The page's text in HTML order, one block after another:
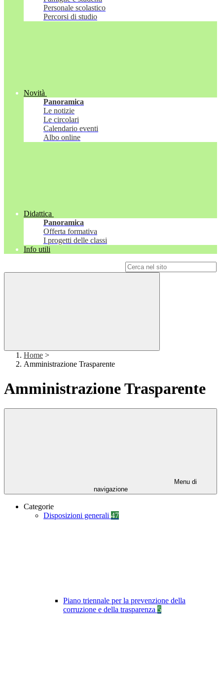
Personale scolastico
Percorsi di studio
Novità
Panoramica
Le notizie
Le circolari
Calendario eventi
Albo online
Didattica
Panoramica
Offerta formativa
I progetti delle classi
Info utili
Home >
Amministrazione Trasparente
Amministrazione Trasparente
Menu di
navigazione
Categorie
Disposizioni generali 47
Piano triennale per la prevenzione della
corruzione e della trasparenza 5